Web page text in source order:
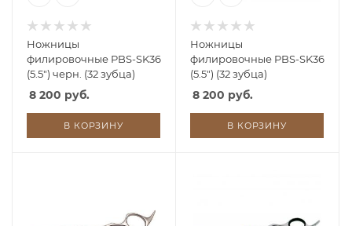
Ножницы
филировочные PBS-SK36
(5.5") черн. (32 зубца)
8 200 руб.
В КОРЗИНУ
Ножницы
филировочные PBS-SK36
(5.5") (32 зубца)
8 200 руб.
В КОРЗИНУ